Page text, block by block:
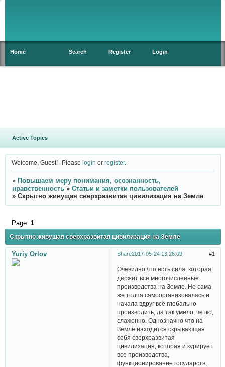
Home Search Register Login
Active Topics
Welcome, Guest! Pleaselogin orregister.
» Повышаем меру понимания, осознанность,
нравственность » Статьи и заметки пользователей
» Скрытно живущая сверхразвитая цивилизация на Земле
Скрытно живущая сверхразвитая цивилизация на Земле
Page: 1
Share 1
2017-05-24 13:28:09
Yuriy Orlov
Очевидно что есть сила, которая
держит все многочисленные
производства на Земле. Не сама
же толпа самоорганизовалась и
начала вдруг всё глобально
производить, да так умело, чётко,
слаженно. Однозначно что на
Земле находится скрывающая
себя сверхразвитая
цивилизация, которая и курирует
все производства,
функционирование государств,